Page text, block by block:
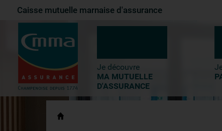
Contenu principal 2-Menu principal 3-
Caisse mutuelle marnaise d'assurance
Je découvre
MA MUTUELLE
D'ASSURANCE